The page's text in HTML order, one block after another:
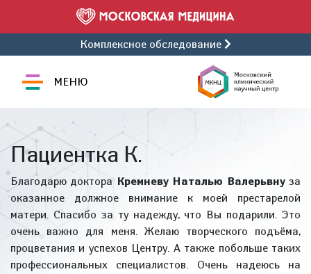
Комплексное обследование
МЕНЮ
Пациентка К.
Благодарю доктора Кремневу Наталью Валерьвнуза
оказанное должное внимание к моей престарелой
матери. Спасибо за ту надежду, что Вы подарили. Это
очень важно для меня. Желаю творческого подъёма,
процветания и успехов Центру. А также побольше таких
профессиональных специалистов. Очень надеюсь на